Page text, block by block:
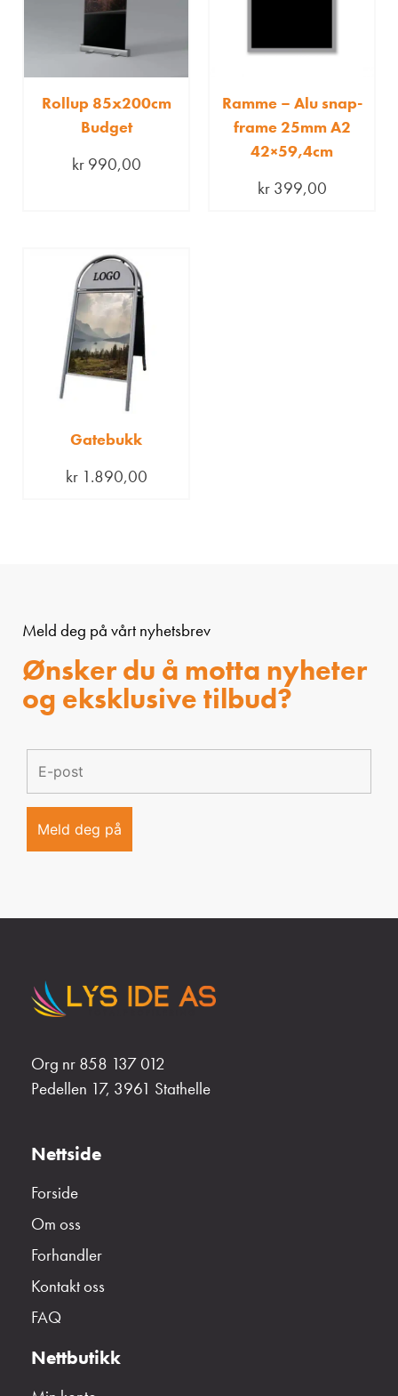
Rollup 85x200cm
Budget
kr990,00
Ramme – Alu snap-
frame 25mm A2
42×59,4cm
kr399,00
Gatebukk
kr1.890,00
Meld deg på vårt nyhetsbrev
Ønsker du å motta nyheter
og eksklusive tilbud?
Org nr 858 137 012
Pedellen 17, 3961 Stathelle
Nettside
Forside
Om oss
Forhandler
Kontakt oss
FAQ
Nettbutikk